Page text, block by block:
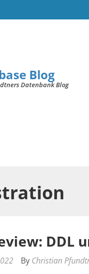
Blog
Datenbank Blog
DDL
By Christian